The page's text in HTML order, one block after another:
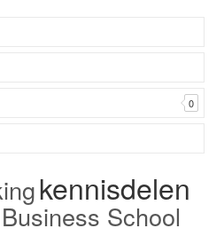
0
kennisdelen
School